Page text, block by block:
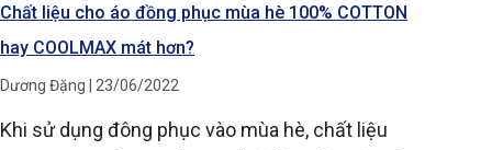
Chất liệu cho áo đồng phục mùa hè 100% COTTON
hay COOLMAX mát hơn?
Dương Đặng 23/06/2022
Khi sử dụng đông phục vào mùa hè, chất liệu